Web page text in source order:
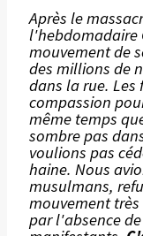
Après le
l'hebdomadaire
mouvement de
des millions de
dans la rue. Les
compassion
même temps
sombre pas
voulions pas
haine. Nous
musulmans,
mouvement très
par l'absence